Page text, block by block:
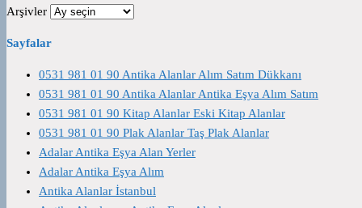
Arşivler
Sayfalar
0531 981 01 90 Antika Alanlar Alım Satım Dükkanı
0531 981 01 90 Antika Alanlar Antika Eşya Alım Satım
0531 981 01 90 Kitap Alanlar Eski Kitap Alanlar
0531 981 01 90 Plak Alanlar Taş Plak Alanlar
Adalar Antika Eşya Alan Yerler
Adalar Antika Eşya Alım
Antika Alanlar İstanbul